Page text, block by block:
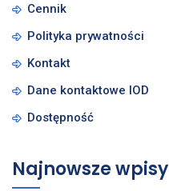
Cennik
Polityka prywatności
Kontakt
Dane kontaktowe IOD
Dostępność
Najnowsze wpisy